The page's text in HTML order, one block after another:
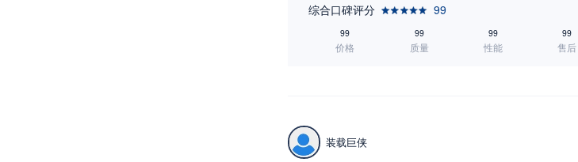
综合口碑评分 99
99
价格
99
质量
99
性能
99
售后
装载巨侠